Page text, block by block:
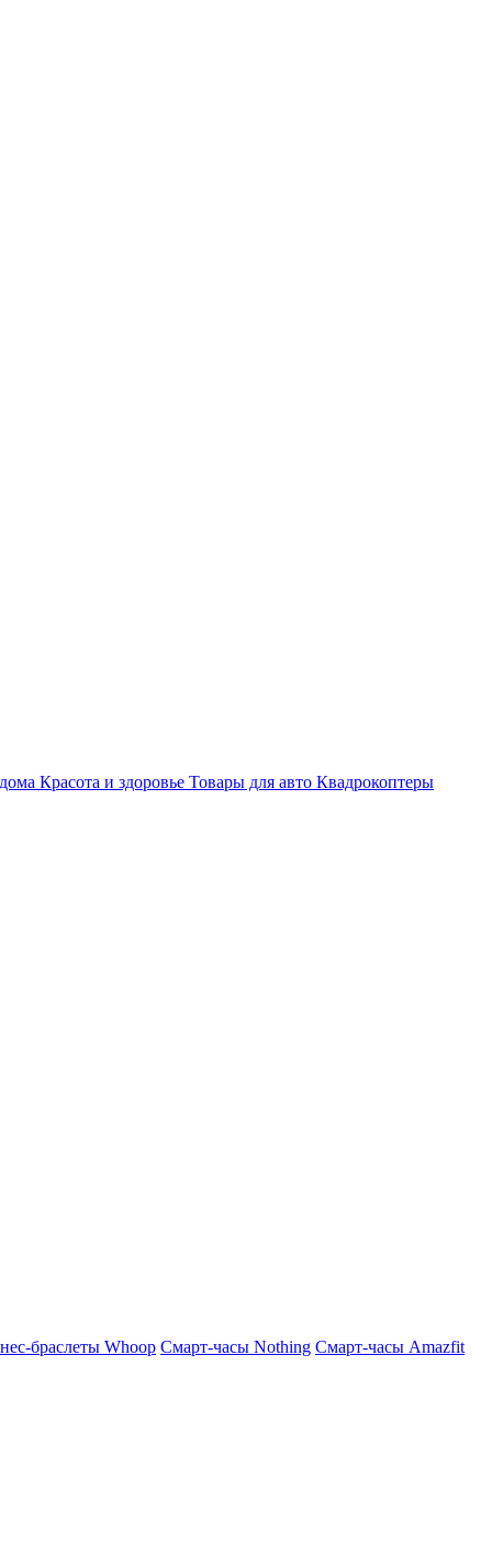
Красота и здоровье Товары для авто Квадрокоптеры
браслеты Whoop Смарт-часы Nothing Смарт-часы Amazfit